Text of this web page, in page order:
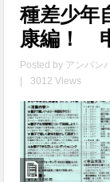
種差少
康編！
Posted by アンパン
3012 Views